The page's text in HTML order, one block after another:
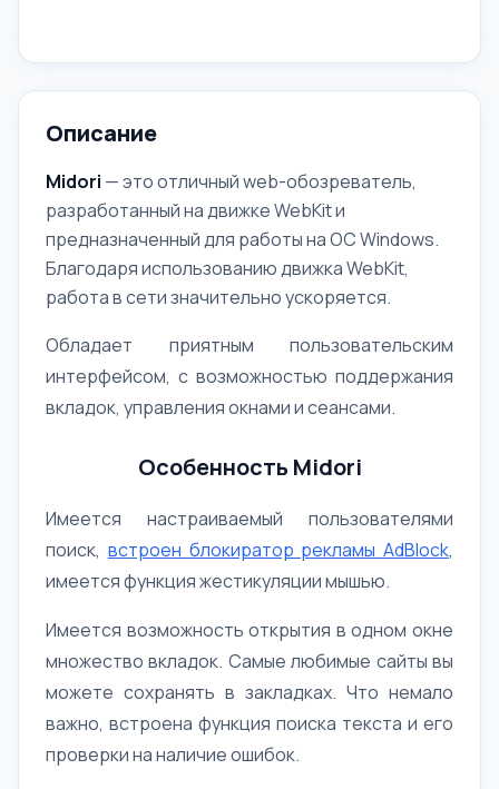
Описание
Midori — это отличный web-обозреватель,
разработанный на движке WebKit и
предназначенный для работы на ОС Windows.
Благодаря использованию движка WebKit,
работа в сети значительно ускоряется.
Обладает приятным пользовательским
интерфейсом, с возможностью поддержания
вкладок, управления окнами и сеансами.
Особенность Midori
Имеется настраиваемый пользователями
поиск, встроен блокиратор рекламы AdBlock,
имеется функция жестикуляции мышью.
Имеется возможность открытия в одном окне
множество вкладок. Самые любимые сайты вы
можете сохранять в закладках. Что немало
важно, встроена функция поиска текста и его
проверки на наличие ошибок.